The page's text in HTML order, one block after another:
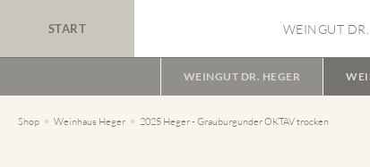
START WEINGUT
WEINGUT DR. HEGER
Shop Weinhaus Heger 2025 Heger - Grauburgunder OKTAV trocken